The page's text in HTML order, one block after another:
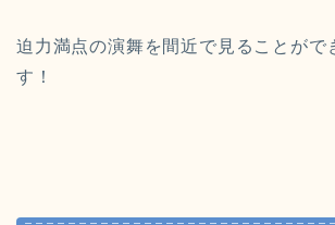
迫力満点の演舞を間近で見ることがで
す！